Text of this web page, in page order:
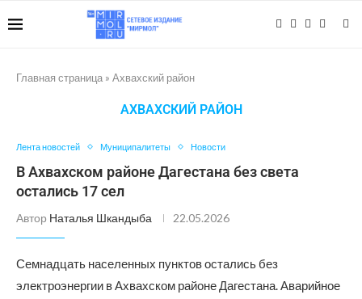
Главная страница » Ахвахский район
АХВАХСКИЙ РАЙОН
Лента новостей Муниципалитеты Новости
В Ахвахском районе Дагестана без света
остались 17 сел
Автор Наталья Шкандыба 22.05.2026
Семнадцать населенных пунктов остались без
электроэнергии в Ахвахском районе Дагестана. Аварийное